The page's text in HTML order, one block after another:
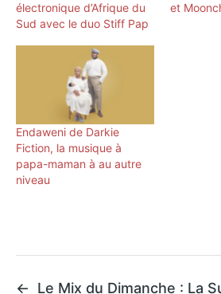
électronique d’Afrique du
Sud avec le duo Stiff Pap
et
Endaweni de Darkie
Fiction, la musique à
papa-maman à au autre
niveau
←
Le Mix du Dimanche : La